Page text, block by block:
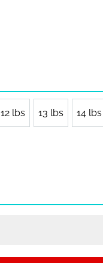
12 lbs 13 lbs 14 lbs